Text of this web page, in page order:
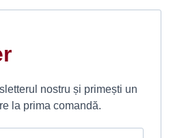
nostru și primești un
la prima comandă.